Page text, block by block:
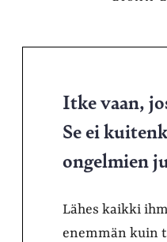
Itke vaan,
Se ei
ongelmien
Lähes kaikki
enemmän kuin